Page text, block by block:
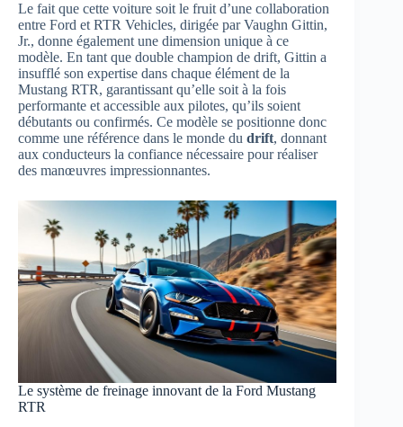
Le fait que cette voiture soit le fruit d’une collaboration
entre Ford et RTR Vehicles, dirigée par Vaughn Gittin,
Jr., donne également une dimension unique à ce
modèle. En tant que double champion de drift, Gittin a
insufflé son expertise dans chaque élément de la
Mustang RTR, garantissant qu’elle soit à la fois
performante et accessible aux pilotes, qu’ils soient
débutants ou confirmés. Ce modèle se positionne donc
comme une référence dans le monde du drift, donnant
aux conducteurs la confiance nécessaire pour réaliser
des manœuvres impressionnantes.
Le système de freinage innovant de la Ford Mustang
RTR